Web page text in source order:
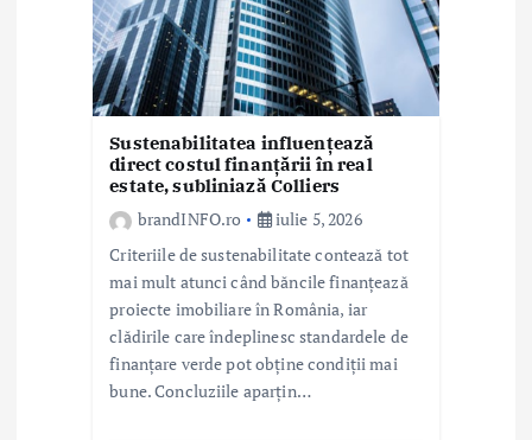
Sustenabilitatea influențează
direct costul finanțării în real
estate, subliniază Colliers
brandINFO.ro
iulie 5, 2026
Criteriile de sustenabilitate contează tot
mai mult atunci când băncile finanțează
proiecte imobiliare în România, iar
clădirile care îndeplinesc standardele de
finanțare verde pot obține condiții mai
bune. Concluziile aparțin…